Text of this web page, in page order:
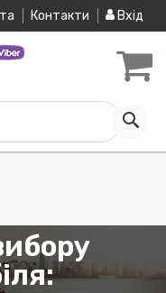
Контакти Вхід